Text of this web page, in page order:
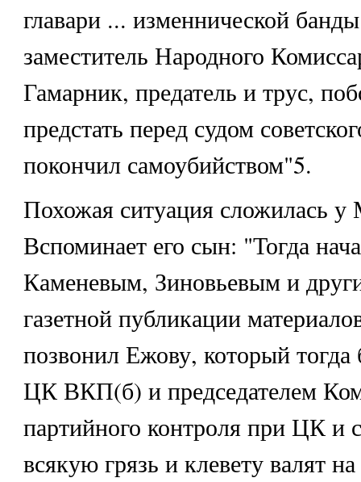
главари ... изменнической
заместитель Народного
Гамарник, предатель и трус,
предстать перед судом
покончил самоубийством"5.
Похожая ситуация сложилась
Вспоминает его сын: "Тогда
Каменевым, Зиновьевым и
газетной публикации
позвонил Ежову, который тогда
ЦК ВКП(б) и председателем
партийного контроля при ЦК и
всякую грязь и клевету валят